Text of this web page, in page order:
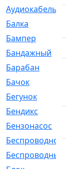
Аудиокабель
Балка
Бампер
Бандажный
Барабан
Бачок
Бегунок
Бендикс
Бензонасос
Беспроводное
Беспроводные